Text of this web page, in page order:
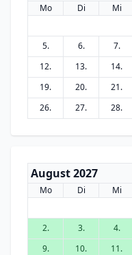
Mo Di Mi
5.
6. 7.
12.
13. 14.
19.
20. 21.
26.
27. 28.
August 2027
Mo Di Mi
2.
3. 4.
9.
10. 11.